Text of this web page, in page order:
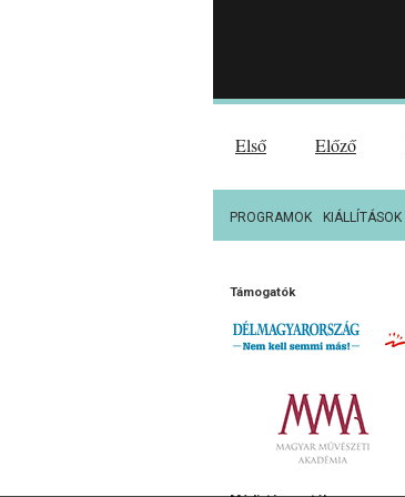
Első Előző
PROGRAMOK KIÁLLÍTÁSOK
Támogatók